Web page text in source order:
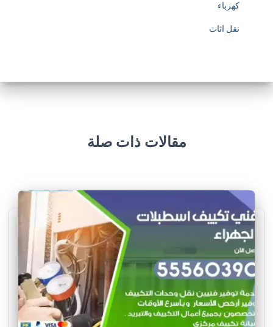
كهرباء
نقل اثاث
مقالات ذات صلة